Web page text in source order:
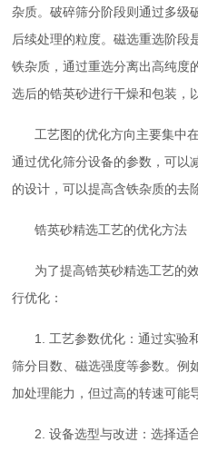
杂质。破碎筛分阶段则通过多级
后续处理的粒度。磁选重选阶段
铁杂质，通过重选分离出高纯度
选后的锆英砂进行干燥和包装，
工艺图的优化方向主要集中
通过优化筛分设备的参数，可以
的设计，可以提高含铁杂质的去
锆英砂精选工艺的优化方法
为了提高锆英砂精选工艺的
行优化：
1. 工艺参数优化：通过实验
筛分目数、磁选强度等参数。例
加处理能力，但过高的转速可能
2. 设备选型与改进：选择适